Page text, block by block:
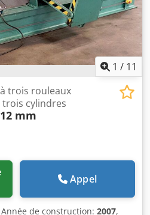
1 / 11
trois rouleaux
cylindres
mm
Appel
Année de construction: 2007,